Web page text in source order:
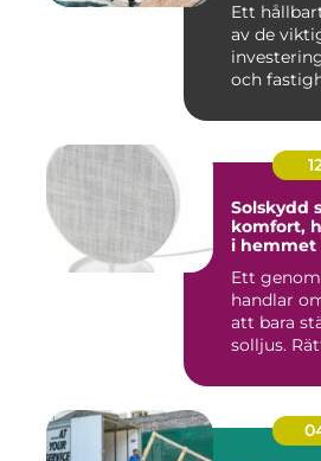
Ett
av de
och
Solskydd
komfort,
i hemmet
Ett
handlar
att bara
solljus.